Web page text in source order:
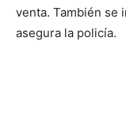
venta. También se
asegura la policía.